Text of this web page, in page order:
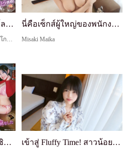
ปาร์ตี้โกเออร์ที่พบกับฮาโลวีนในอาโอยามะรับความท้าทาย! เกมไม่ตอบสนอง 1 ล้านเยน หากแฟนสาวอกใหญ่สามารถทนต่อสิ่งที่ทำกับเธอได้! นี่คือเซ็กส์ผู้ใหญ่ของพนักงานร้านเสื้อผ้าที่สวยงามอย่างน่าทึ่งและมีหุ่นที่ยอดเยี่ยม! แม้ว่าเธอจะเป็นความงามที่เย็นชา แต่เธอกลายเป็นหวานและติดใจระหว่างเซ็กส์?! ช่องว่าง moe นั้นรุนแรง แต่เทคนิคเซ็กส์ของเธอก็บ้าไปเลย lol ฉันจบลงด้วยการยิงน้ำเยอะมากบนร่างกาย
Misaki Maika
เชิญ OL นมใหญ่ที่ถูกซุบซิบในบริษัท Ena Koume ไปเดทขับรถโดยอ้างเป็นการปรึกษางาน... ถูกความตื่นเต้นครอบงำ มุ่งหน้าไปยังโรงแรมเลิฟ และหลังจากอมควยด้วยนม เธอจุดประกายโหมดสลัตจำกัดหนึ่งวัน นำไปสู่การมีเซ็กส์นอกใจแตกในซ้ำๆ เข้าสู่ Fluffy Time! สาวน้อยอ่อนโยนที่ทำงานในร้านดอกไม้แสนอบอุ่นและนุ่มฟูสมัครแล้ว! เปลี่ยนจากบรรยากาศนุ่มนวลไปอย่างสิ้นเชิง! ดูดคุณจากบนลงล่างเหมือนเครื่องดูดฝุ่น! บานสะพรั่งดุเดือดเกินขีดจำกัดของความต้องการทางเพศ! คุณยังไม่รู้จักร้านดอกไม้จริงๆ! [ถ่ายคร